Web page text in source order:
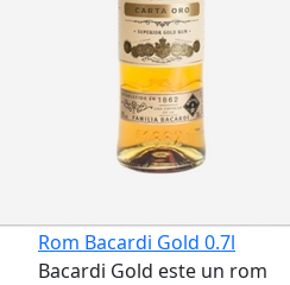
Rom Bacardi Gold 0.7l
Bacardi Gold este un rom